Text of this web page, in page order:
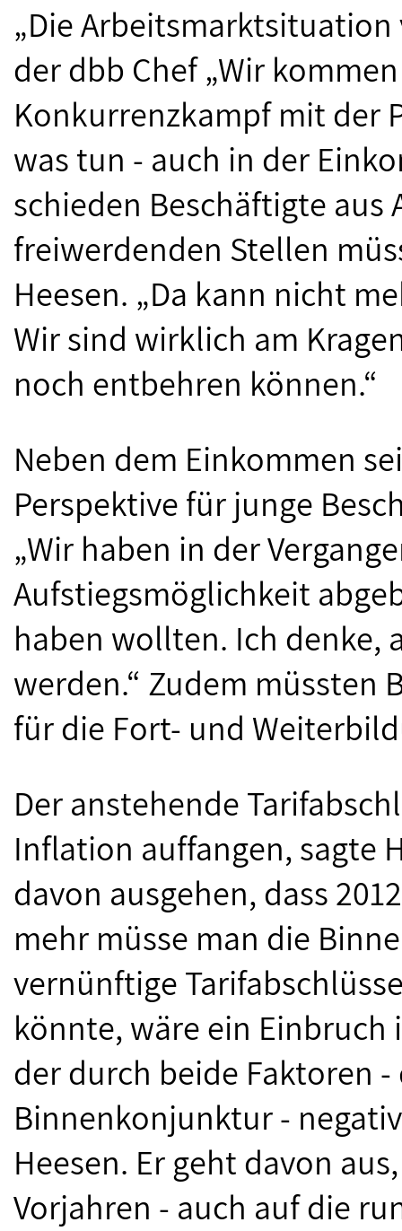
„Die
der dbb Chef „Wir
Konkurrenzkampf mit der
was tun - auch in der
schieden Beschäftigte aus
freiwerdenden Stellen
Heesen. „Da kann nicht
Wir sind wirklich am
noch entbehren können.“
Neben dem Einkommen
Perspektive für junge
„Wir haben in der
Aufstiegsmöglichkeit
haben wollten. Ich denke,
werden.“ Zudem müssten
für die Fort- und
Der anstehende
Inflation auffangen, sagte
davon ausgehen, dass
mehr müsse man die
vernünftige
könnte, wäre ein
der durch beide Faktoren
Binnenkonjunktur -
Heesen. Er geht davon
Vorjahren - auch auf die